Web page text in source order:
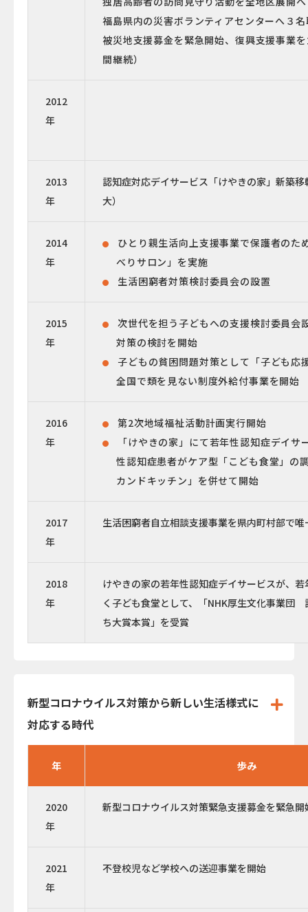
福島県内の災害ボランティアセンターへ３
被災地支援募金を緊急開始、復興支援事業
間継続）
2012
年
2013
年
認知症対応デイサービス「けやきの家」新築
大）
2014
年
ひとり親生活向上支援事業で保護者のた
べりサロン」を実施
生活困窮者対策検討委員会の設置
2015
年
次世代を担う子どもへの支援検討委員会
対策の検討を開始
子どもの貧困問題対策として「子ども応
全国で類を見ない制度外給付事業を開始
2016
年
第2次地域福祉活動計画実行開始
「けやきの家」にて若年性認知症デイサ
性認知症患者がケア型「こども食堂」の
カンドキッチン」を併せて開始
2017
年
生活困窮者自立相談支援事業を県内町村部で唯
2018
年
けやきの家の若年性認知症デイサービスが、
く子ども食堂として、「NHK厚生文化事業団
ち大賞本賞」を受賞
新型コロナウイルス対策から新しい生活様式に
対応する時代
年 歩み
2020
年
新型コロナウイルス対策緊急支援募金を緊急開
2021
年
不登校児など学校への送迎事業を開始